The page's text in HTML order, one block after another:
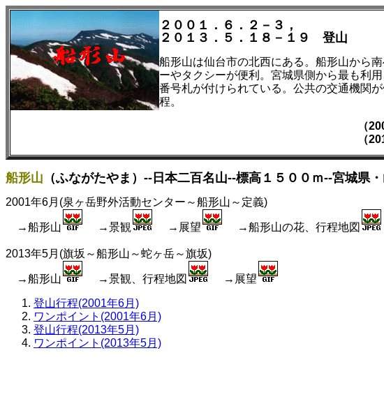
２００１．６．２－３，
２０１３．５．１８－１９ 登山
船形山は仙台市の北西にある。船形山から
ーやタクシーが便利。宮城県側から最も利
番号札が付けられている。公共の交通機関
程。
（
（
船形山 （ふながたやま）--日本二百名山--標高１５００ｍ--宮城県
2001年6月(泉ヶ岳野外活動センター～船形山～定義)
→船形山 →景観 →展望 →船形山の花、行程地図
2013年5月(旗坂～船形山～蛇ヶ岳～旗坂)
→船形山 →景観、行程地図 →展望
登山行程(2001年6月)
ワンポイント(2001年6月)
登山行程(2013年5月)
ワンポイント(2013年5月)